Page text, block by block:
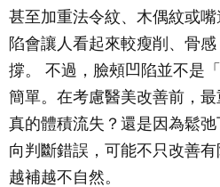
甚至加重法令紋、木偶紋或
陷會讓人看起來較瘦削、骨
撐。 不過，臉頰凹陷並不是
簡單。在考慮醫美改善前，
真的體積流失？還是因為鬆
向判斷錯誤，可能不只改善有
越補越不自然。